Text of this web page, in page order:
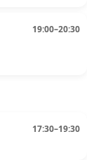
19:00–20:30
17:30–19:30